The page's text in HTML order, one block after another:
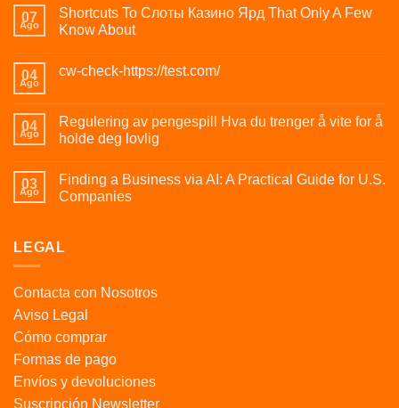
07
Ago
Shortcuts To Слоты Казино Ярд That Only A Few
Know About
04
Ago
cw-check-https://test.com/
04
Ago
Regulering av pengespill Hva du trenger å vite for å
holde deg lovlig
03
Ago
Finding a Business via AI: A Practical Guide for U.S.
Companies
LEGAL
Contacta con Nosotros
Aviso Legal
Cómo comprar
Formas de pago
Envíos y devoluciones
Suscripción Newsletter